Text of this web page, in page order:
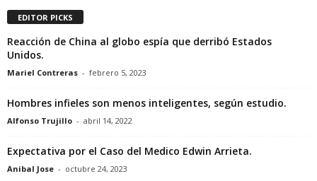
EDITOR PICKS
Reacción de China al globo espía que derribó Estados
Unidos.
Mariel Contreras - febrero 5, 2023
Hombres infieles son menos inteligentes, según estudio.
Alfonso Trujillo - abril 14, 2022
Expectativa por el Caso del Medico Edwin Arrieta.
Anibal Jose - octubre 24, 2023